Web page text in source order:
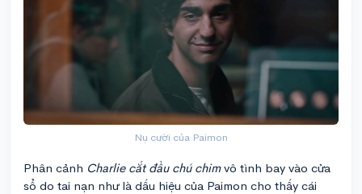
Nụ cười của Paimon
Phân cảnh Charlie cắt đầu chú chimvô tình bay vào cửa
sổ do tai nạn như là dấu hiệu của Paimon cho thấy cái